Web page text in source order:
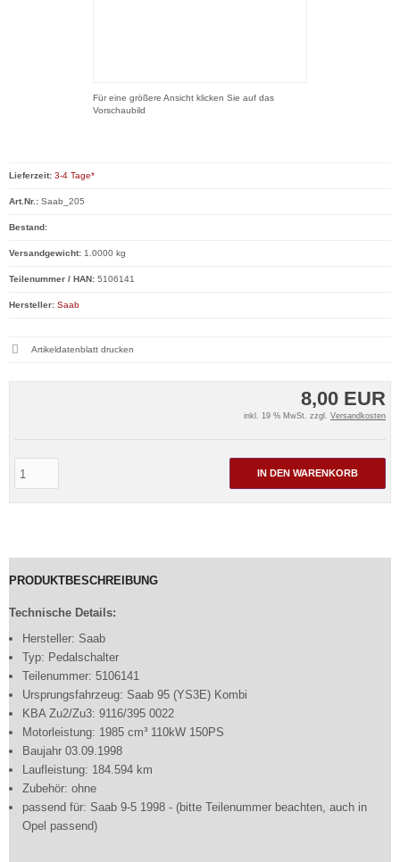
Für eine größere Ansicht klicken Sie auf das
Vorschaubild
8,00 EUR
inkl. 19 % MwSt. zzgl. Versandkosten
IN DEN WARENKORB
Lieferzeit: 3-4 Tage*
Art.Nr.: Saab_205
Bestand:
Versandgewicht: 1.0000 kg
Teilenummer / HAN: 5106141
Hersteller: Saab
Artikeldatenblatt drucken
PRODUKTBESCHREIBUNG
Technische Details:
Hersteller: Saab
Typ: Pedalschalter
Teilenummer: 5106141
Ursprungsfahrzeug: Saab 95 (YS3E) Kombi
KBA Zu2/Zu3: 9116/395 0022
Motorleistung: 1985 cm³ 110kW 150PS
Baujahr 03.09.1998
Laufleistung: 184.594 km
Zubehör: ohne
passend für: Saab 9-5 1998 - (bitte Teilenummer beachten, auch in
Opel passend)